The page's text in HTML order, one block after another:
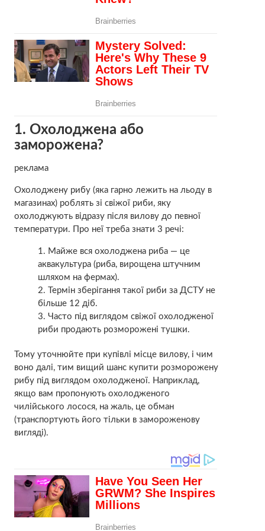
1. Охолоджена або
заморожена?
реклама
Охолоджену рибу (яка гарно лежить на льоду в
магазинах) роблять зі свіжої риби, яку
охолоджують відразу після вилову до певної
температури. Про неї треба знати 3 речі:
Майже вся охолоджена риба — це
аквакультура (риба, вирощена штучним
шляхом на фермах).
Термін зберігання такої риби за ДСТУ не
більше 12 діб.
Часто під виглядом свіжої охолодженої
риби продають розморожені тушки.
Тому уточнюйте при купівлі місце вилову, і чим
воно далі, тим вищий шанс купити розморожену
рибу під виглядом охолодженої. Наприклад,
якщо вам пропонують охолодженого
чилійського лосося, на жаль, це обман
(транспортують його тільки в замороженову
вигляді).